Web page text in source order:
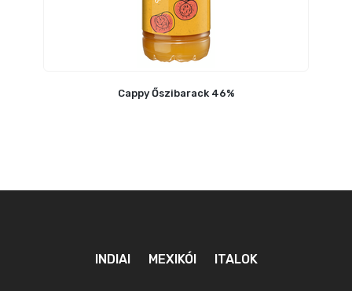
Cappy Őszibarack 46%
INDIAI MEXIKÓI ITALOK